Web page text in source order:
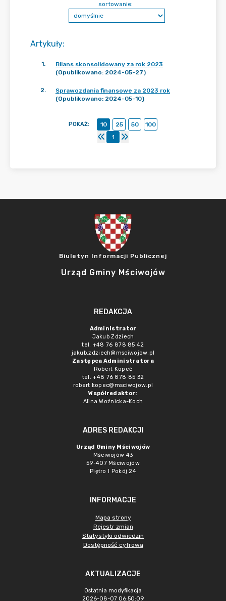
Artykuły:
sortowanie:
1.
Bilans skonsolidowany za rok 2023
(Opublikowano: 2024-05-27)
2.
Sprawozdania finansowe za 2023 rok
(Opublikowano: 2024-05-10)
POKAŻ: 10 25 50
100
1
Biuletyn Informacji Publicznej
Urząd Gminy Mściwojów
REDAKCJA
Administrator
Jakub Zdziech
tel. +48 76 878 85 42
jakub.zdziech@msciwojow.pl
Zastępca Administratora
Robert Kopeć
tel. +48 76 878 85 32
robert.kopec@msciwojow.pl
Współredaktor:
Alina Woźnicka-Koch
ADRES REDAKCJI
Urząd Gminy Mściwojów
Mściwojów 43
59-407 Mściwojów
Piętro I Pokój 24
INFORMACJE
Mapa strony
Rejestr zmian
Statystyki odwiedzin
Dostępność cyfrowa
AKTUALIZACJE
Ostatnia modyfikacja
2026-08-07 06:50:09